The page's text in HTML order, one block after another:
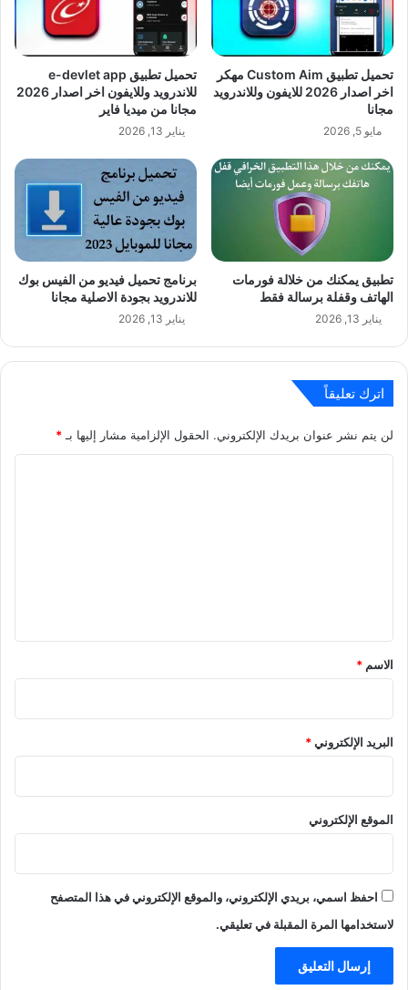
تحميل تطبيق Custom Aim مهكر
اخر اصدار 2026 للايفون وللاندرويد
مجانا
مايو 5, 2026
تحميل تطبيق e-devlet app
للاندرويد وللايفون اخر اصدار 2026
مجانا من ميديا فاير
يناير 13, 2026
تطبيق يمكنك من خلالة فورمات
الهاتف وقفلة برسالة فقط
يناير 13, 2026
برنامج تحميل فيديو من الفيس بوك
للاندرويد بجودة الاصلية مجانا
يناير 13, 2026
اترك تعليقاً
لن يتم نشر عنوان بريدك الإلكتروني. الحقول الإلزامية مشار إليها بـ *
*
الاسم *
البريد الإلكتروني*
الموقع الإلكتروني
احفظ اسمي، بريدي الإلكتروني، والموقع الإلكتروني في هذا المتصفح
لاستخدامها المرة المقبلة في تعليقي.